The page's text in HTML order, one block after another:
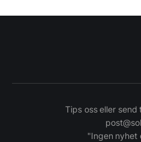
Tips oss eller
"Ingen nyhet